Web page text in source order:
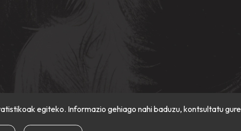
egiteko. Informazio gehiago nahi baduzu, kontsultatu gure